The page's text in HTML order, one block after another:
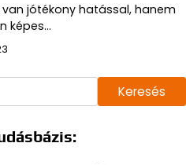
jótékony hatással, hanem
képes…
Keresés